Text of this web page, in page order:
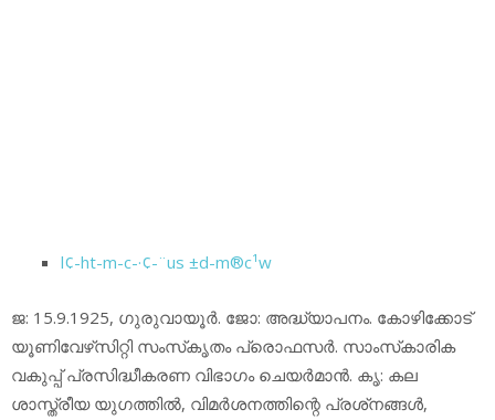
l¢-ht-m-c-·¢-¨us ±d-m®c¹w
ജ: 15.9.1925, ഗുരുവായൂര്‍. ജോ: അദ്ധ്യാപനം. കോഴിക്കോട്
യൂണിവേഴ്‌സിറ്റി സംസ്‌കൃതം പ്രൊഫസര്‍. സാംസ്‌കാരിക
വകുപ്പ് പ്രസിദ്ധീകരണ വിഭാഗം ചെയര്‍മാന്‍. കൃ: കല
ശാസ്ത്രീയ യുഗത്തില്‍, വിമര്‍ശനത്തിന്റെ പ്രശ്‌നങ്ങള്‍,